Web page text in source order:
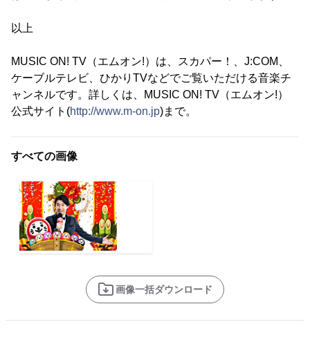
以上
MUSIC ON! TV（エムオン!）は、スカパー！、J:COM、
ケーブルテレビ、ひかりTVなどでご覧いただける音楽チ
ャンネルです。詳しくは、MUSIC ON! TV（エムオン!）
公式サイト(http://www.m-on.jp)まで。
すべての画像
画像一括ダウンロード